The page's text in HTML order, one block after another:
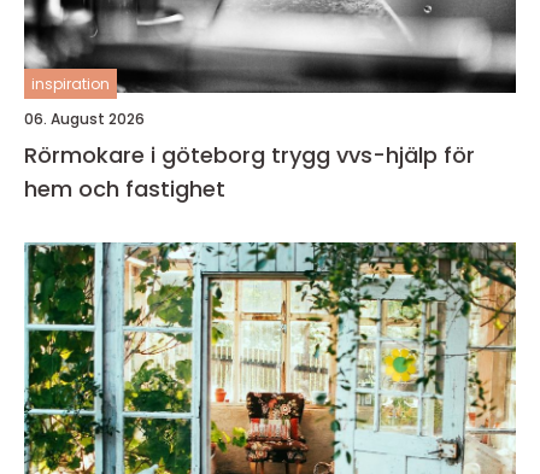
inspiration
06. August 2026
Rörmokare i göteborg trygg vvs-hjälp för
hem och fastighet